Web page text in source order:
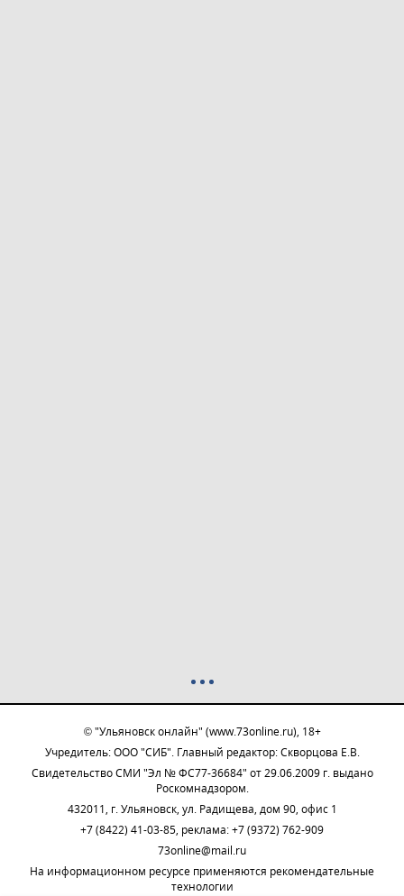
© "Ульяновск онлайн" (www.73online.ru), 18+
Учредитель: ООО "СИБ". Главный редактор: Скворцова Е.В.
Свидетельство СМИ "Эл № ФС77-36684" от 29.06.2009 г. выдано
Роскомнадзором.
432011, г. Ульяновск, ул. Радищева, дом 90, офис 1
+7 (8422) 41-03-85, реклама: +7 (9372) 762-909
73online@mail.ru
На информационном ресурсе применяются рекомендательные
технологии